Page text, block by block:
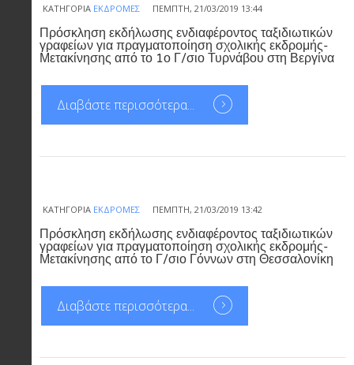
ΚΑΤΗΓΟΡΊΑ ΕΚΔΡΟΜΈΣ ΠΈΜΠΤΗ, 21/03/2019 13:44
Πρόσκληση εκδήλωσης ενδιαφέροντος ταξιδιωτικών
γραφείων για πραγματοποίηση σχολικής εκδρομής-
Μετακίνησης από το 1ο Γ/σιο Τυρνάβου στη Βεργίνα
Διαβάστε περισσότερα...
ΚΑΤΗΓΟΡΊΑ ΕΚΔΡΟΜΈΣ ΠΈΜΠΤΗ, 21/03/2019 13:42
Πρόσκληση εκδήλωσης ενδιαφέροντος ταξιδιωτικών
γραφείων για πραγματοποίηση σχολικής εκδρομής-
Μετακίνησης από το Γ/σιο Γόννων στη Θεσσαλονίκη
Διαβάστε περισσότερα...